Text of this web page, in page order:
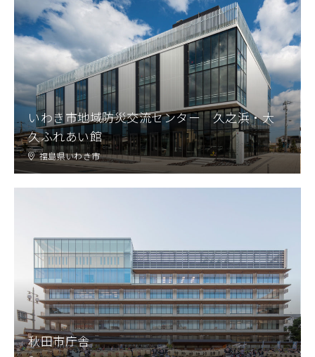
いわき市地域防災交流センター 久之浜・大
久ふれあい館
福島県いわき市
秋田市庁舎